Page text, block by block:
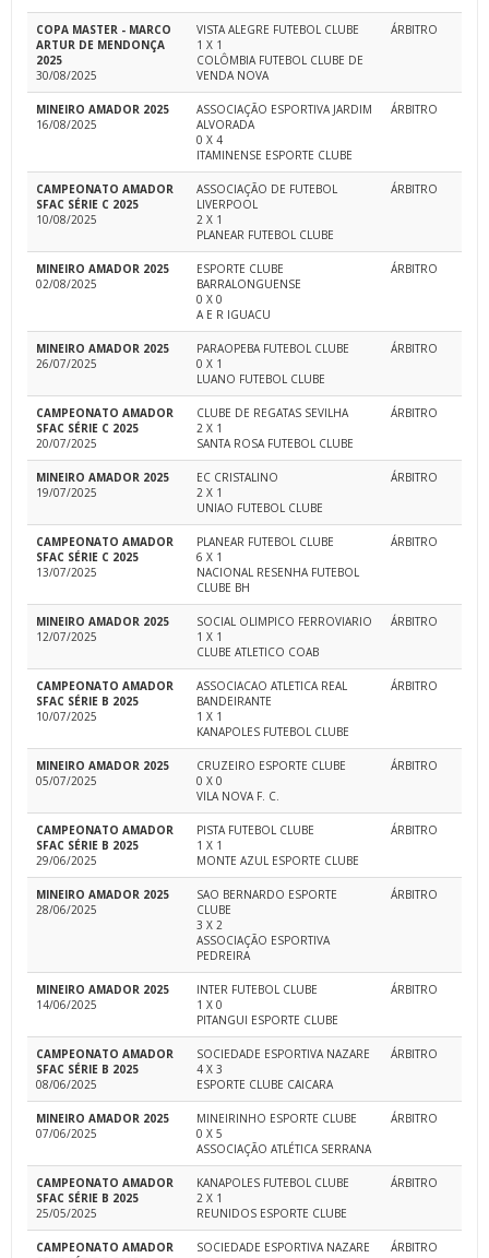
COPA MASTER - MARCO
ARTUR DE MENDONÇA
2025
30/08/2025
VISTA ALEGRE FUTEBOL CLUBE
1 X 1
COLÔMBIA FUTEBOL CLUBE DE
VENDA NOVA
ÁRBITRO
MINEIRO AMADOR 2025
16/08/2025
ASSOCIAÇÃO ESPORTIVA JARDIM
ALVORADA
0 X 4
ITAMINENSE ESPORTE CLUBE
ÁRBITRO
CAMPEONATO AMADOR
SFAC SÉRIE C 2025
10/08/2025
ASSOCIAÇÃO DE FUTEBOL
LIVERPOOL
2 X 1
PLANEAR FUTEBOL CLUBE
ÁRBITRO
MINEIRO AMADOR 2025
02/08/2025
ESPORTE CLUBE
BARRALONGUENSE
0 X 0
A E R IGUACU
ÁRBITRO
MINEIRO AMADOR 2025
26/07/2025
PARAOPEBA FUTEBOL CLUBE
0 X 1
LUANO FUTEBOL CLUBE
ÁRBITRO
CAMPEONATO AMADOR
SFAC SÉRIE C 2025
20/07/2025
CLUBE DE REGATAS SEVILHA
2 X 1
SANTA ROSA FUTEBOL CLUBE
ÁRBITRO
MINEIRO AMADOR 2025
19/07/2025
EC CRISTALINO
2 X 1
UNIAO FUTEBOL CLUBE
ÁRBITRO
CAMPEONATO AMADOR
SFAC SÉRIE C 2025
13/07/2025
PLANEAR FUTEBOL CLUBE
6 X 1
NACIONAL RESENHA FUTEBOL
CLUBE BH
ÁRBITRO
MINEIRO AMADOR 2025
12/07/2025
SOCIAL OLIMPICO FERROVIARIO
1 X 1
CLUBE ATLETICO COAB
ÁRBITRO
CAMPEONATO AMADOR
SFAC SÉRIE B 2025
10/07/2025
ASSOCIACAO ATLETICA REAL
BANDEIRANTE
1 X 1
KANAPOLES FUTEBOL CLUBE
ÁRBITRO
MINEIRO AMADOR 2025
05/07/2025
CRUZEIRO ESPORTE CLUBE
0 X 0
VILA NOVA F. C.
ÁRBITRO
CAMPEONATO AMADOR
SFAC SÉRIE B 2025
29/06/2025
PISTA FUTEBOL CLUBE
1 X 1
MONTE AZUL ESPORTE CLUBE
ÁRBITRO
MINEIRO AMADOR 2025
28/06/2025
SAO BERNARDO ESPORTE
CLUBE
3 X 2
ASSOCIAÇÃO ESPORTIVA
PEDREIRA
ÁRBITRO
MINEIRO AMADOR 2025
14/06/2025
INTER FUTEBOL CLUBE
1 X 0
PITANGUI ESPORTE CLUBE
ÁRBITRO
CAMPEONATO AMADOR
SFAC SÉRIE B 2025
08/06/2025
SOCIEDADE ESPORTIVA NAZARE
4 X 3
ESPORTE CLUBE CAICARA
ÁRBITRO
MINEIRO AMADOR 2025
07/06/2025
MINEIRINHO ESPORTE CLUBE
0 X 5
ASSOCIAÇÃO ATLÉTICA SERRANA
ÁRBITRO
CAMPEONATO AMADOR
SFAC SÉRIE B 2025
25/05/2025
KANAPOLES FUTEBOL CLUBE
2 X 1
REUNIDOS ESPORTE CLUBE
ÁRBITRO
CAMPEONATO AMADOR
SOCIEDADE ESPORTIVA NAZARE
ÁRBITRO